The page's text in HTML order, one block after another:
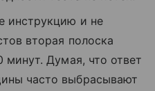
инструкцию и не
вторая полоска
минут. Думая, что ответ
часто выбрасывают